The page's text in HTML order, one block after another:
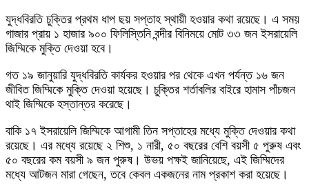
যুদ্ধবিরতি চুক্তির প্রথম ধাপ ছয় সপ্তাহ স্থায়ী হওয়ার কথা রয়েছে। এ সময়
গাজার প্রায় ১ হাজার ৯০০ ফিলিস্তিনি বন্দীর বিনিময়ে মোট ৩৩ জন ইসরায়েলি
জিম্মিকে মুক্তি দেওয়া হবে।
গত ১৯ জানুয়ারি যুদ্ধবিরতি কার্যকর হওয়ার পর থেকে এখন পর্যন্ত ১৬ জন
জীবিত জিম্মিকে মুক্তি দেওয়া হয়েছে। চুক্তির শর্তাবলির বাইরে হামাস পাঁচজন
থাই জিম্মিকে হস্তান্তর করেছে।
বাকি ১৭ ইসরায়েলি জিম্মিকে আগামী তিন সপ্তাহের মধ্যে মুক্তি দেওয়ার কথা
রয়েছে। এর মধ্যে রয়েছে ২ শিশু, ১ নারী, ৫০ বছরের বেশি বয়সী ৫ পুরুষ এবং
৫০ বছরের কম বয়সী ৯ জন পুরুষ। উভয় পক্ষই জানিয়েছে, এই জিম্মিদের
মধ্যে আটজন মারা গেছেন, তবে কেবল একজনের নাম প্রকাশ করা হয়েছে।